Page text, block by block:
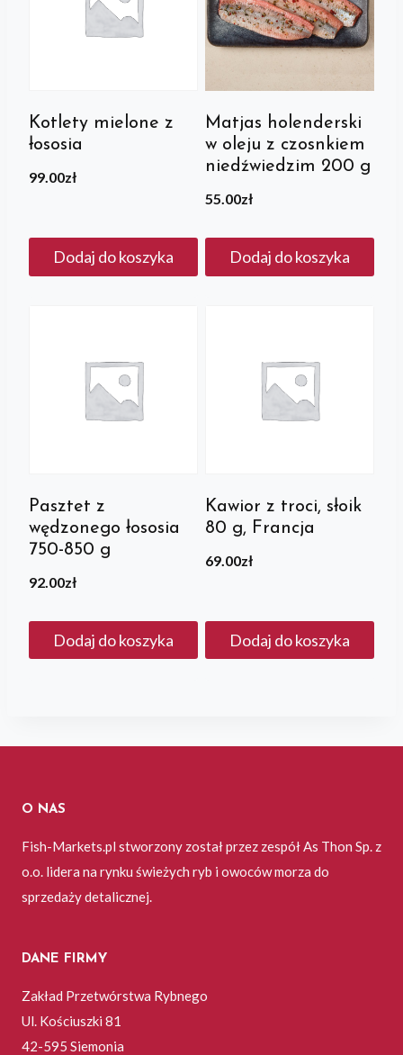
Kotlety mielone z
łososia
99.00zł
Dodaj do koszyka
Matjas holenderski
w oleju z czosnkiem
niedźwiedzim 200 g
55.00zł
Dodaj do koszyka
Pasztet z
wędzonego łososia
750-850 g
92.00zł
Dodaj do koszyka
Kawior z troci, słoik
80 g, Francja
69.00zł
Dodaj do koszyka
O NAS
Fish-Markets.pl stworzony został przez zespół As Thon Sp. z
o.o. lidera na rynku świeżych ryb i owoców morza do
sprzedaży detalicznej.
DANE FIRMY
Zakład Przetwórstwa Rybnego
Ul. Kościuszki 81
42-595 Siemonia